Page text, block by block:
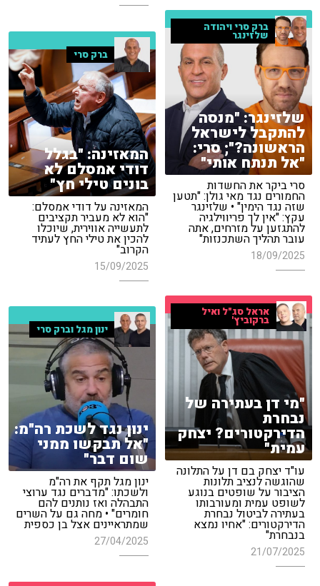
ברק סרי ויהודה
שלזינגר
שלזינגר: "מנסה
להתקבל לישראל
הראשונה?"; סרי:
"אל תנתח אותי"
סרי ביקר את החשדות
החמורים נגד מאי גולן: "תטען
שזה נגד הימין" • שלזינגר
עקץ: "אין לך פריווילגיה
להתגזען על מזרחים, אתה
עובר תהליך השתכנזות"
18/09/2025
ברק סרי
המאזינה: "בגלל
דודי אמסלם לא
בונים טילי חץ"
המאזינה על דודי אמסלם:
"הוא לא מעביר תקציבים
לתעשייה אווירית, שיוכלו
להכין את טילי החץ לעתיד
הקרוב"
15/09/2025
אראל סג"ל ואיל
ברקוביץ'
"מי דן בעתירה של
נבחרת
הדירקטורים? יצחק
עמית"
עו"ד יצחק בם דן על התלונה
שהוגשה לנציב תלונות
הציבור על שופטים בנוגע
לשופט עמית ומעורבותו
בעתירה לביטול נבחרת
הדירקטורים: "אחיו נמצא
בנבחרת"
21/07/2025
ינון מגל וברק סרי
ינון נגד לשכת רה"מ:
"אל תבקשו ממני
שום דבר"
ינון מגל תקף את רה"מ
ולשכתו: "מדברים נגד ערוצי
התבהלה ואז נותנים להם
חומרים" • מחה גם על השרים
שמתראיינים אצל בן כספית
27/04/2025